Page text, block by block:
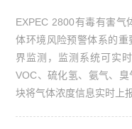
EXPEC 2800有毒有害
体环境风险预警体系的
界监测，监测系统可实
VOC、硫化氢、氨气、
块将气体浓度信息实时上